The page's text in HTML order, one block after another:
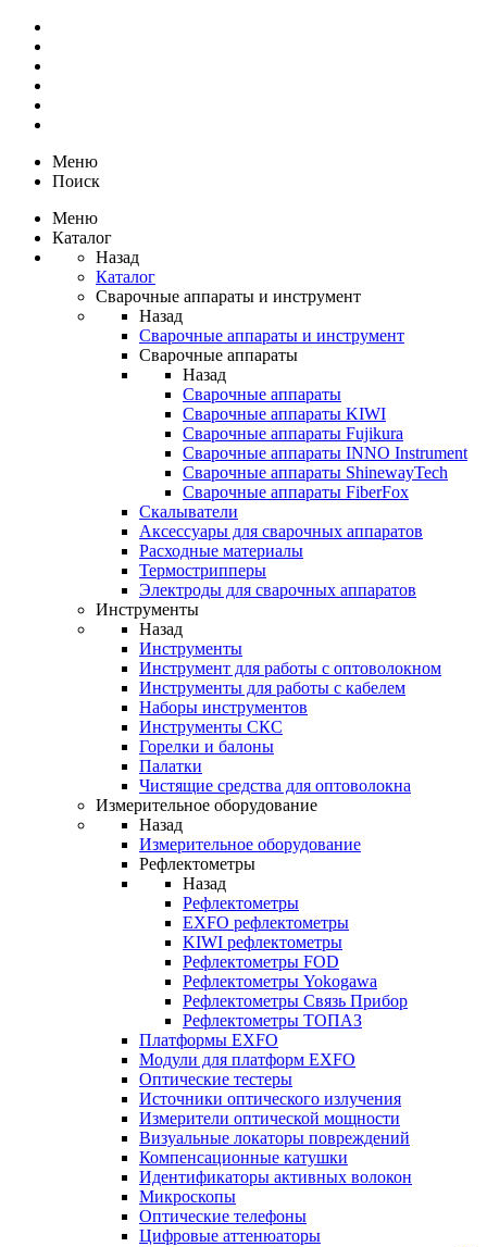
Меню
Поиск
Меню
Каталог
Назад
Каталог
Сварочные аппараты и инструмент
Назад
Сварочные аппараты и инструмент
Сварочные аппараты
Назад
Сварочные аппараты
Сварочные аппараты KIWI
Сварочные аппараты Fujikura
Сварочные аппараты INNO Instrument
Сварочные аппараты ShinewayTech
Cварочные аппараты FiberFox
Скалыватели
Аксессуары для сварочных аппаратов
Расходные материалы
Термострипперы
Электроды для сварочных аппаратов
Инструменты
Назад
Инструменты
Инструмент для работы с оптоволокном
Инструменты для работы с кабелем
Наборы инструментов
Инструменты СКС
Горелки и балоны
Палатки
Чистящие средства для оптоволокна
Измерительное оборудование
Назад
Измерительное оборудование
Рефлектометры
Назад
Рефлектометры
EXFO рефлектометры
KIWI рефлектометры
Рефлектометры FOD
Рефлектометры Yokogawa
Рефлектометры Связь Прибор
Рефлектометры ТОПАЗ
Платформы EXFO
Модули для платформ EXFO
Оптические тестеры
Источники оптического излучения
Измерители оптической мощности
Визуальные локаторы повреждений
Компенсационные катушки
Идентификаторы активных волокон
Микроскопы
Оптические телефоны
Цифровые аттенюаторы